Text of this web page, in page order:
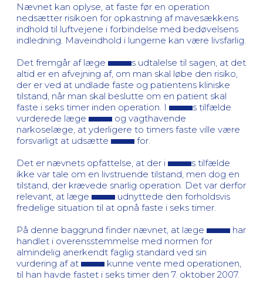
Nævnet kan oplyse, at faste før en operation
nedsætter risikoen for opkastning af mavesækkens
indhold til luftvejene i forbindelse med bedøvelsens
indledning. Maveindhold i lungerne kan være livsfarlig.
Det fremgår af læge
s udtalelse til sagen, at det
altid er en afvejning af, om man skal løbe den risiko,
der er ved at undlade faste og patientens kliniske
tilstand, når man skal beslutte om en patient skal
faste i seks timer inden operation. I
s tilfælde
vurderede læge
og vagthavende
narkoselæge, at yderligere to timers faste ville være
forsvarligt at udsætte
for.
Det er nævnets opfattelse, at der i
s tilfælde
ikke var tale om en livstruende tilstand, men dog en
tilstand, der krævede snarlig operation. Det var derfor
relevant, at læge
udnyttede den forholdsvis
fredelige situation til at opnå faste i seks timer.
På denne baggrund finder nævnet, at læge
har
handlet i overensstemmelse med normen for
almindelig anerkendt faglig standard ved sin
vurdering af at
kunne vente med operationen,
til han havde fastet i seks timer den 7. oktober 2007.